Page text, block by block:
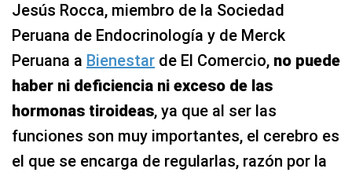
Jesús Rocca, miembro de la Sociedad
Peruana de Endocrinología y de Merck
Peruana a Bienestar de El Comercio, no puede
haber ni deficiencia ni exceso de las
hormonas tiroideas, ya que al ser las
funciones son muy importantes, el cerebro es
el que se encarga de regularlas, razón por la